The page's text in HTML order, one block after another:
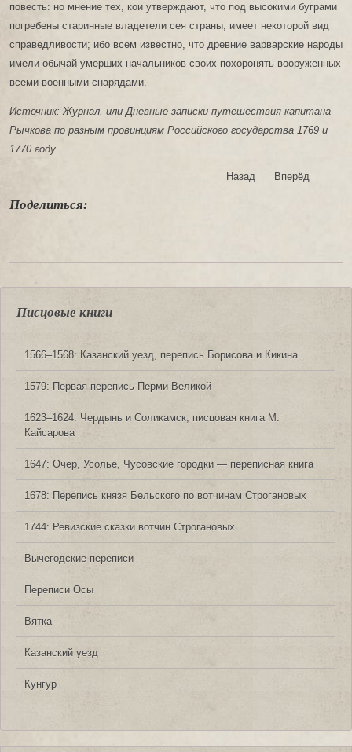
повесть: но мнение тех, кои утверждают, что под высокими буграми
погребены старинные владетели сея страны, имеет некоторой вид
справедливости; ибо всем известно, что древние варварские народы
имели обычай умерших начальников своих похоронять вооруженных
всеми военными снарядами.
Источник: Журнал, или Дневные записки путешествия капитана
Рычкова по разным провинциям Российского государства 1769 и
1770 году
Назад Вперёд
Поделиться:
Писцовые книги
1566‒1568: Казанский уезд, перепись Борисова и Кикина
1579: Первая перепись Перми Великой
1623‒1624: Чердынь и Соликамск, писцовая книга М.
Кайсарова
1647: Очер, Усолье, Чусовские городки — переписная книга
1678: Перепись князя Бельского по вотчинам Строгановых
1744: Ревизские сказки вотчин Строгановых
Вычегодские переписи
Переписи Осы
Вятка
Казанский уезд
Кунгур